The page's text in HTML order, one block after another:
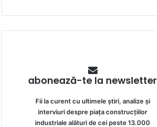
abonează-te la newsletter
Fii la curent cu ultimele știri, analize și
interviuri despre piața construcțiilor
industriale alături de cei peste 13.000